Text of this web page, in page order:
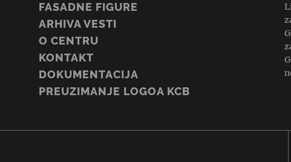
FASADNE FIGURE
ARHIVA VESTI
O CENTRU
KONTAKT
DOKUMENTACIJA
PREUZIMANJE LOGOA KCB